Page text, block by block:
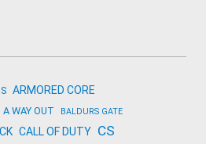
ARMORED CORE
A WAY OUT BALDURS GATE
CALL OF DUTY CS